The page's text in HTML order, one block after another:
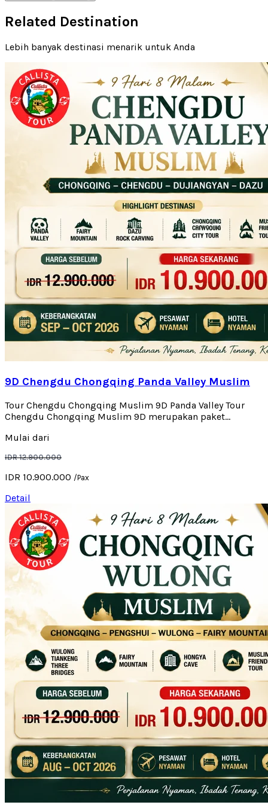
Related Destination
Lebih banyak destinasi menarik untuk Anda
9D Chengdu Chongqing Panda Valley Muslim
Tour Chengdu Chongqing Muslim 9D Panda Valley Tour
Chengdu Chongqing Muslim 9D merupakan paket...
Mulai dari
IDR 12.900.000
IDR 10.900.000 /Pax
Detail